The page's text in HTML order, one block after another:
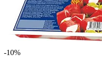
-10%